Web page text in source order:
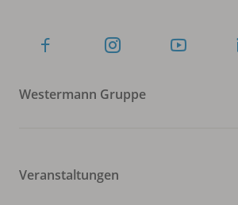
Westermann Gruppe
Veranstaltungen